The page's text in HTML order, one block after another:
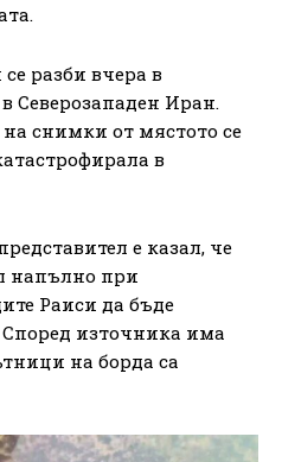
разби вчера в
Северозападен Иран.
снимки от мястото се
в
е казал, че
напълно при
Раиси да бъде
източника има
на борда са